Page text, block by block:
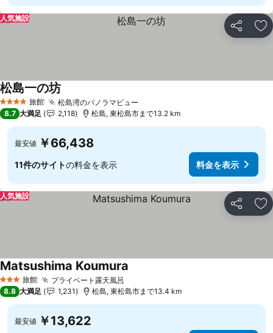
シェア お
人気施設
4 ホテルのランク
旅館 松島湾のパノラマビュー
松島一の坊
8.7 大満足 2,118 松島, 東松島市まで13.2 km
最安値 ￥66,438
11件のサイトの料金を表示 料金を表示
シェア お
人気施設
3 ホテルのランク
旅館 プライベート露天風呂
Matsushima Koumura
8.8 大満足 1,231 松島, 東松島市まで13.4 km
最安値 ￥13,622